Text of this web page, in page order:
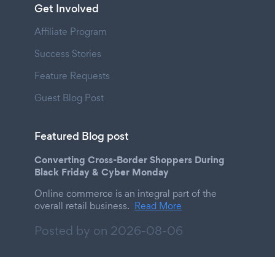
Get Involved
Affiliate Program
Success Stories
Feature Requests
Guest Blog Post
Featured Blog post
Converting Cross-Border Shoppers During
Black Friday & Cyber Monday
Online commerce is an integral part of the
overall retail business. Read More
Posted by on 2026-08-06